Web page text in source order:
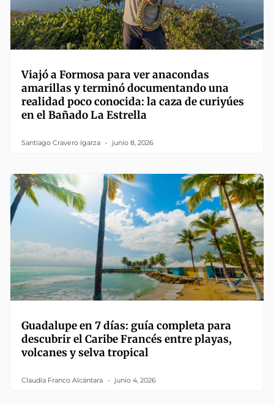
Viajó a Formosa para ver anacondas
amarillas y terminó documentando una
realidad poco conocida: la caza de curiyúes
en el Bañado La Estrella
Santiago Cravero Igarza junio 8, 2026
Guadalupe en 7 días: guía completa para
descubrir el Caribe Francés entre playas,
volcanes y selva tropical
Claudia Franco Alcántara junio 4, 2026